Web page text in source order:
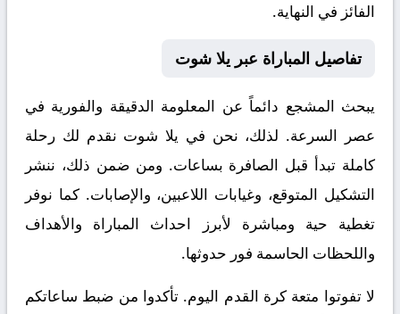
الفائز في النهاية.
تفاصيل المباراة عبر يلا شوت
يبحث المشجع دائماً عن المعلومة الدقيقة والفورية في
عصر السرعة. لذلك، نحن في يلا شوت نقدم لك رحلة
كاملة تبدأ قبل الصافرة بساعات. ومن ضمن ذلك، ننشر
التشكيل المتوقع، وغيابات اللاعبين، والإصابات. كما نوفر
تغطية حية ومباشرة لأبرز احداث المباراة والأهداف
واللحظات الحاسمة فور حدوثها.
لا تفوتوا متعة كرة القدم اليوم. تأكدوا من ضبط ساعاتكم